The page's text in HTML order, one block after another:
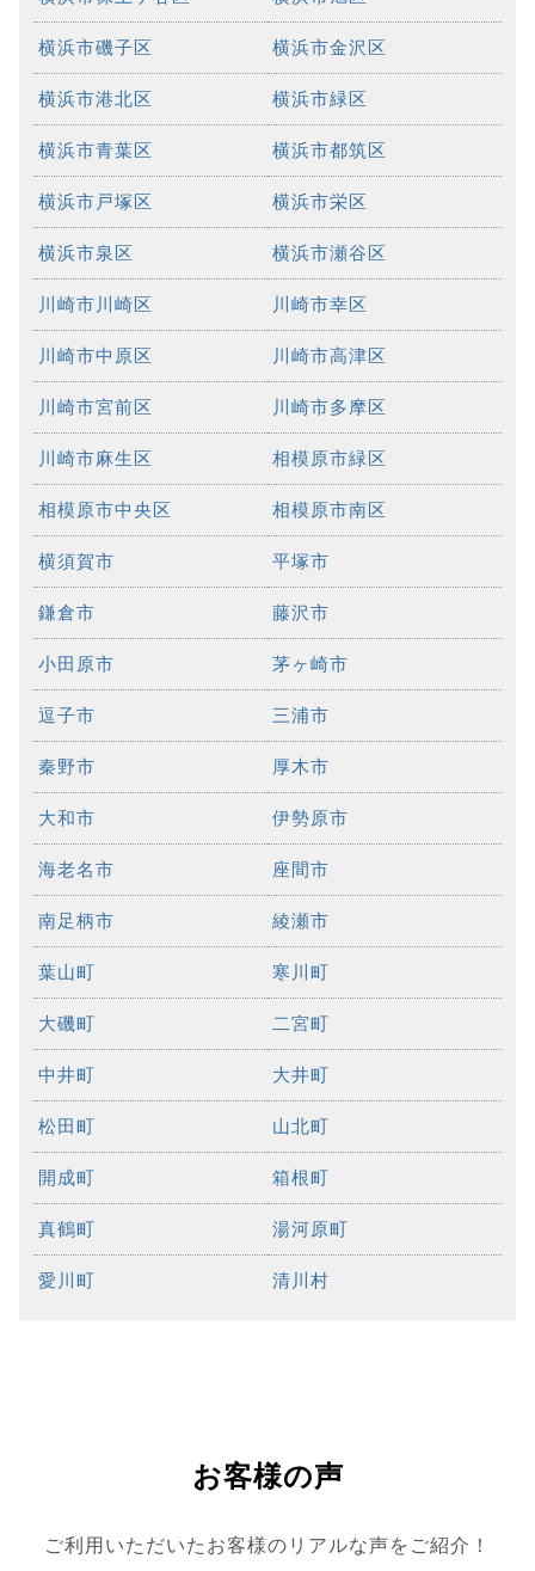
横浜市磯子区 横浜市金沢区
横浜市港北区 横浜市緑区
横浜市青葉区 横浜市都筑区
横浜市戸塚区 横浜市栄区
横浜市泉区 横浜市瀬谷区
川崎市川崎区 川崎市幸区
川崎市中原区 川崎市高津区
川崎市宮前区 川崎市多摩区
川崎市麻生区 相模原市緑区
相模原市中央区 相模原市南区
横須賀市 平塚市
鎌倉市 藤沢市
小田原市 茅ヶ崎市
逗子市 三浦市
秦野市 厚木市
大和市 伊勢原市
海老名市 座間市
南足柄市 綾瀬市
葉山町 寒川町
大磯町 二宮町
中井町 大井町
松田町 山北町
開成町 箱根町
真鶴町 湯河原町
愛川町 清川村
お客様の声
ご利用いただいたお客様のリアルな声をご紹介！